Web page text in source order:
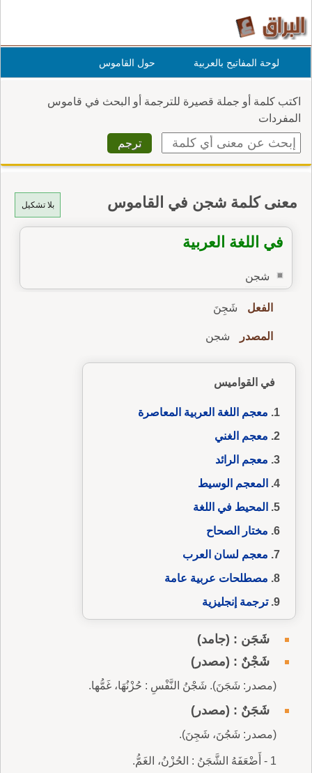
لوحة المفاتيح بالعربية حول القاموس
اكتب كلمة أو جملة قصيرة للترجمة أو البحث في قاموس
المفردات
بلا تشكيل معنى كلمة شجن في القاموس
في اللغة العربية
شجن
الفعل شَجِنَ
المصدر شجن
في القواميس
معجم اللغة العربية المعاصرة
معجم الغني
معجم الرائد
المعجم الوسيط
المحيط في اللغة
مختار الصحاح
معجم لسان العرب
مصطلحات عربية عامة
ترجمة إنجليزية
شَجَن : (جامد)
شَجْنٌ : (مصدر)
(مصدر: شَجَنَ). شَجْنُ النَّفْسِ : حُزْنُهَا، غَمُّها.
شَجَنٌ : (مصدر)
(مصدر: شَجُنَ، شَجِنَ).
1 - أَضْعَفَهُ الشَّجَنُ : الحُزْنُ، الغَمُّ.